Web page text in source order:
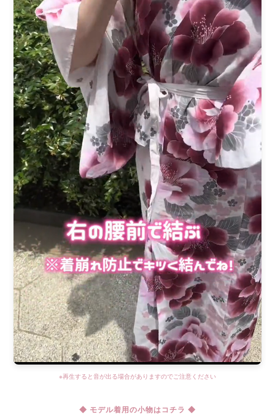
※再生すると音が出る場合がありますのでご注意ください
◆ モデル着用の小物はコチラ ◆